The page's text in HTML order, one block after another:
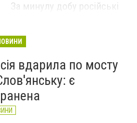
За минулу добу російські
великої війни: 6 серпня
вдарила по мосту
є